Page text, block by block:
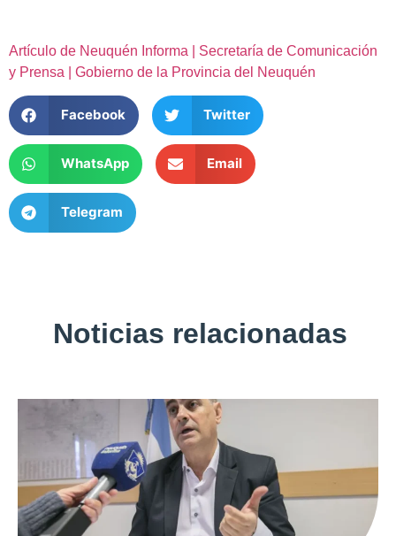
Artículo de Neuquén Informa | Secretaría de Comunicación
y Prensa | Gobierno de la Provincia del Neuquén
Facebook Twitter
WhatsApp Email
Telegram
Noticias relacionadas